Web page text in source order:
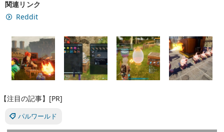
関連リンク
Reddit
【注目の記事】[PR]
パルワールド